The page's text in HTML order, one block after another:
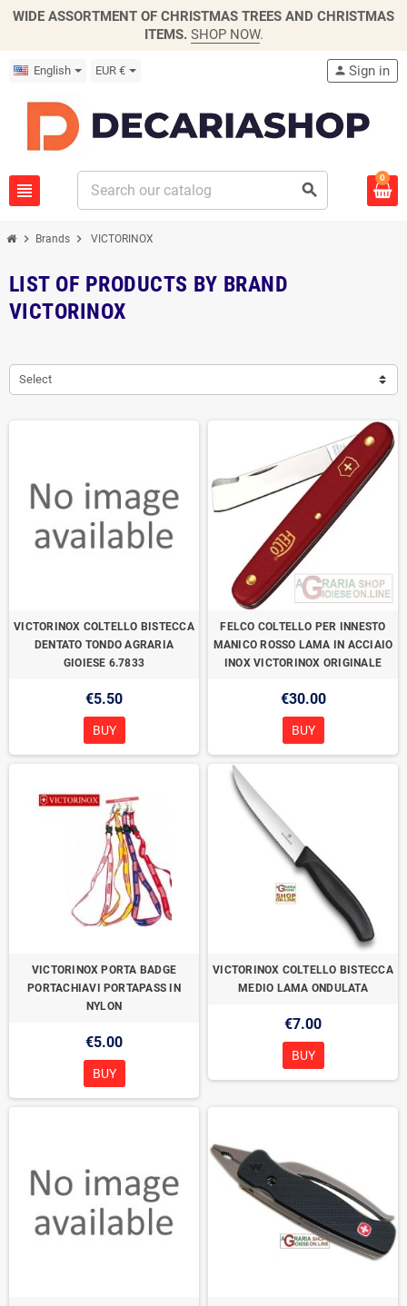
WIDE ASSORTMENT OF CHRISTMAS TREES AND CHRISTMAS
ITEMS. SHOP NOW.
English EUR €
view_headline search
person Sign in
0
chevron_right Brands chevron_right VICTORINOX
LIST OF PRODUCTS BY BRAND
VICTORINOX
Select
VICTORINOX COLTELLO BISTECCA
DENTATO TONDO AGRARIA
GIOIESE 6.7833
€5.50
BUY
FELCO COLTELLO PER INNESTO
MANICO ROSSO LAMA IN ACCIAIO
INOX VICTORINOX ORIGINALE
€30.00
BUY
VICTORINOX PORTA BADGE
PORTACHIAVI PORTAPASS IN
NYLON
€5.00
BUY
VICTORINOX COLTELLO BISTECCA
MEDIO LAMA ONDULATA
€7.00
BUY